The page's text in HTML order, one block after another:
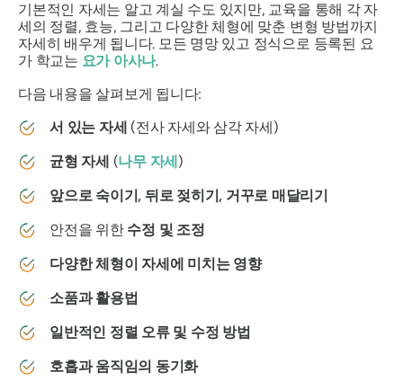
기본적인 자세는 알고 계실 수도 있지만, 교육을 통해 각 자
세의 정렬, 효능, 그리고 다양한 체형에 맞춘 변형 방법까지
자세히 배우게 됩니다. 모든 명망 있고 정식으로 등록된 요
가 학교는 요가 아사나.
다음 내용을 살펴보게 됩니다:
서 있는 자세 (전사 자세와 삼각 자세)
균형 자세 (나무 자세)
앞으로 숙이기, 뒤로 젖히기, 거꾸로 매달리기
안전을 위한 수정 및 조정
다양한 체형이 자세에 미치는 영향
소품과 활용법
일반적인 정렬 오류 및 수정 방법
호흡과 움직임의 동기화